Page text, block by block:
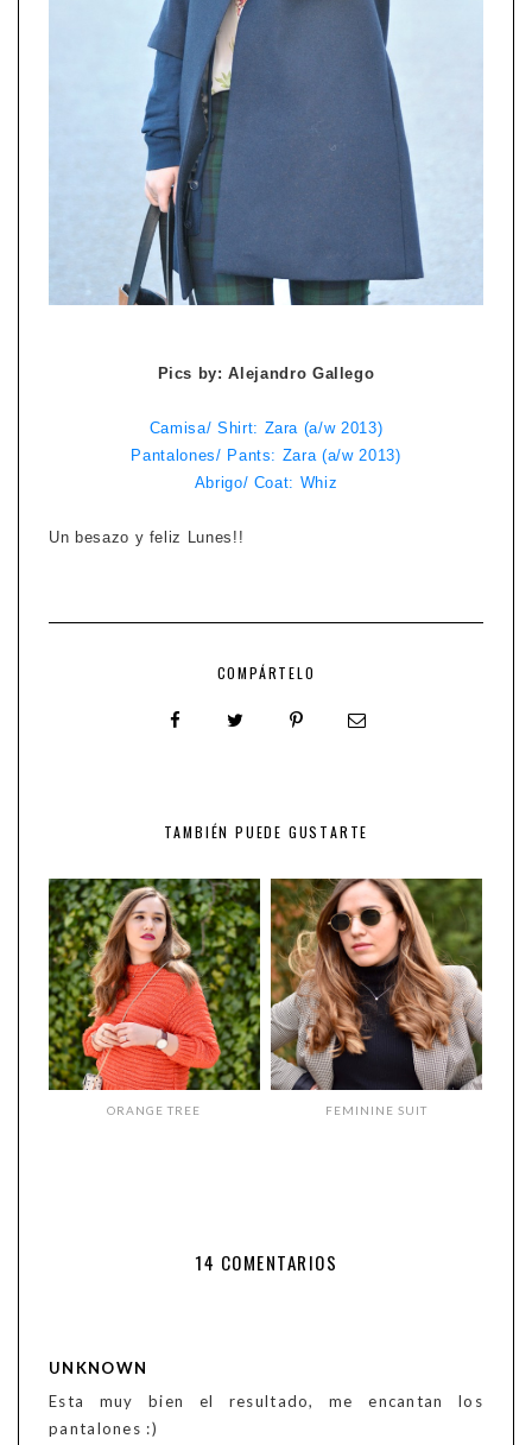
Pics by: Alejandro Gallego
Camisa/ Shirt: Zara (a/w 2013)
Pantalones/ Pants: Zara (a/w 2013)
Abrigo/ Coat: Whiz
Un besazo y feliz Lunes!!
COMPÁRTELO
TAMBIÉN PUEDE GUSTARTE
ORANGE TREE FEMININE SUIT
14 COMENTARIOS
UNKNOWN
Esta muy bien el resultado, me encantan los
pantalones :)